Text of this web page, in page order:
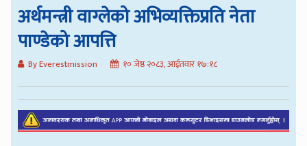
अर्थमन्त्री वाग्लेको अभिव्यक्तिप्रति नेता
पाण्डेको आपत्ति
By Everestmission १० जेष्ठ २०८३, आईतवार १७:१८